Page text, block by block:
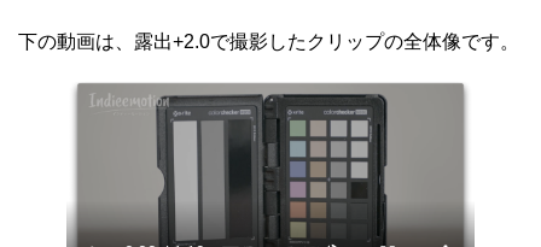
下の動画は、露出+2.0で撮影したクリップの全体像です。